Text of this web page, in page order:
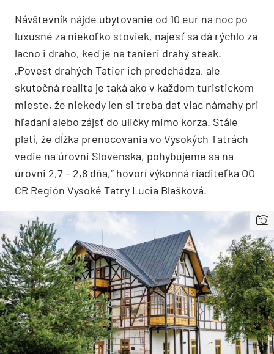
Návštevník nájde ubytovanie od 10 eur na noc po
luxusné za niekoľko stoviek, najesť sa dá rýchlo za
lacno i draho, keď je na tanieri drahý steak.
„Povesť drahých Tatier ich predchádza, ale
skutočná realita je taká ako v každom turistickom
mieste, že niekedy len si treba dať viac námahy pri
hľadaní alebo zájsť do uličky mimo korza. Stále
platí, že dĺžka prenocovania vo Vysokých Tatrách
vedie na úrovni Slovenska, pohybujeme sa na
úrovni 2,7 – 2,8 dňa,“ hovorí výkonná riaditeľka OO
CR Región Vysoké Tatry Lucia Blašková.